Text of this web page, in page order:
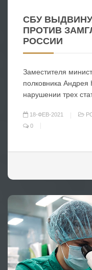
СБУ
ПРОТИВ
РОССИИ
Заместителя
полковника Андрея
нарушении трех
18-ФЕВ-2021
0